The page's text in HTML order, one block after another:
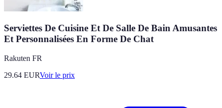
Serviettes De Cuisine Et De Salle De Bain Amusantes
Et Personnalisées En Forme De Chat
Rakuten FR
29.64 EURVoir le prix